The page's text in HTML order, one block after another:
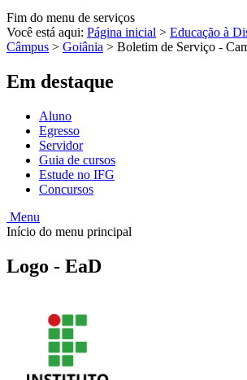
Fim do menu de serviços
Você está aqui: Página inicial > Educação à
Câmpus > Goiânia > Boletim de Serviço -
Em destaque
Aluno
Egresso
Servidor
Guia de cursos
Estude no IFG
Concursos
Menu
Início do menu principal
Logo - EaD